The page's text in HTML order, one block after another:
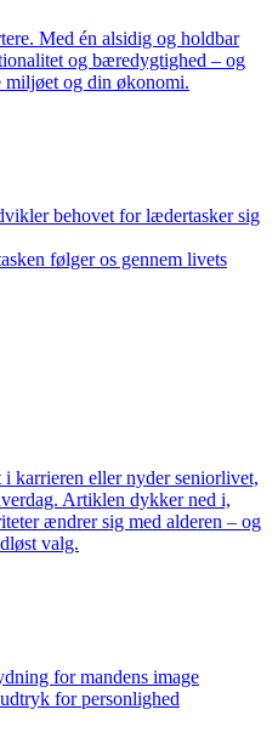
Med én alsidig og holdbar
og bæredygtighed – og
miljøet og din økonomi.
behovet for lædertasker sig
følger os gennem livets
karrieren eller nyder seniorlivet,
Artiklen dykker ned i,
ændrer sig med alderen – og
valg.
for mandens image
for personlighed